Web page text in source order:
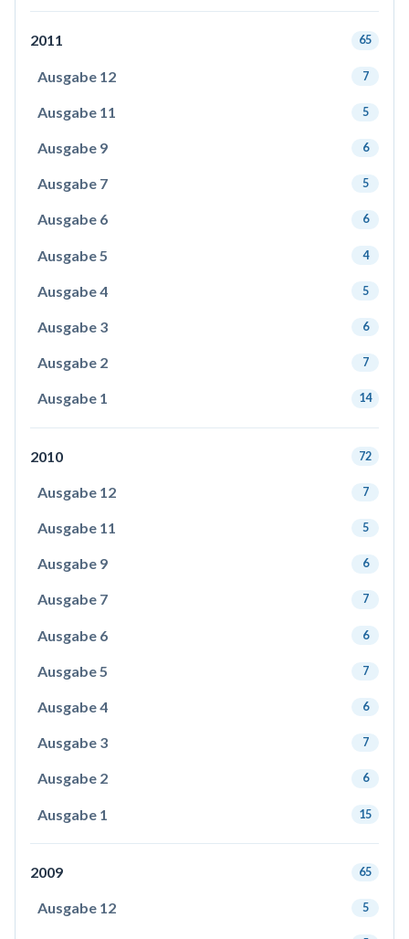
2011 65
Ausgabe 12 7
Ausgabe 11 5
Ausgabe 9 6
Ausgabe 7 5
Ausgabe 6 6
Ausgabe 5 4
Ausgabe 4 5
Ausgabe 3 6
Ausgabe 2 7
Ausgabe 1 14
2010 72
Ausgabe 12 7
Ausgabe 11 5
Ausgabe 9 6
Ausgabe 7 7
Ausgabe 6 6
Ausgabe 5 7
Ausgabe 4 6
Ausgabe 3 7
Ausgabe 2 6
Ausgabe 1 15
2009 65
Ausgabe 12 5